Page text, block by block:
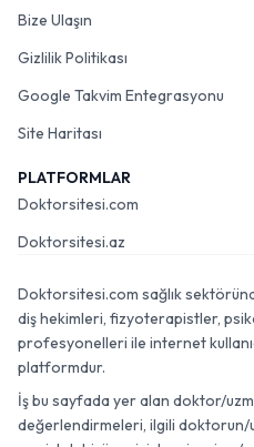
Bize Ulaşın
Gizlilik Politikası
Google Takvim Entegrasyonu
Site Haritası
PLATFORMLAR
Doktorsitesi.com
Doktorsitesi.az
Doktorsitesi.com sağlık
diş hekimleri, fizyoterapistler,
profesyonelleri ile internet
platformdur.
İş bu sayfada yer alan doktor/
değerlendirmeleri, ilgili doktorun/